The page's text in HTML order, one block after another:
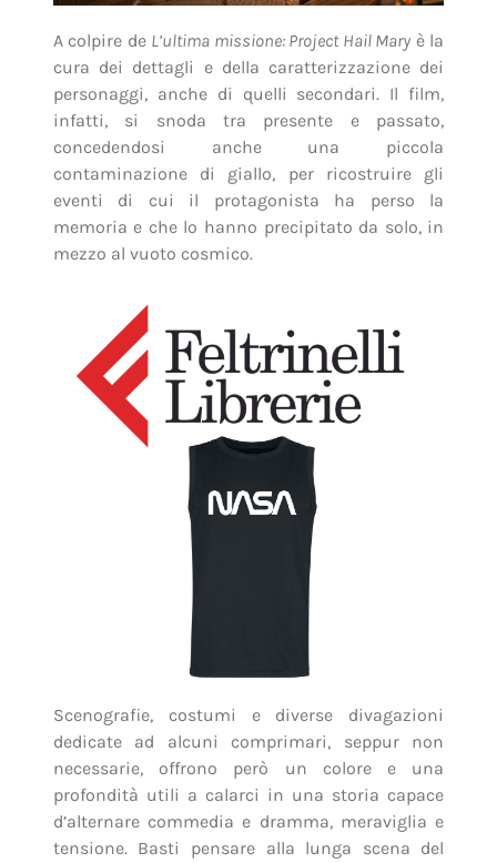
A colpire de L’ultima missione: Project Hail Mary è la
cura dei dettagli e della caratterizzazione dei
personaggi, anche di quelli secondari. Il film,
infatti, si snoda tra presente e passato,
concedendosi anche una piccola
contaminazione di giallo, per ricostruire gli
eventi di cui il protagonista ha perso la
memoria e che lo hanno precipitato da solo, in
mezzo al vuoto cosmico.
Scenografie, costumi e diverse divagazioni
dedicate ad alcuni comprimari, seppur non
necessarie, offrono però un colore e una
profondità utili a calarci in una storia capace
d’alternare commedia e dramma, meraviglia e
tensione. Basti pensare alla lunga scena del